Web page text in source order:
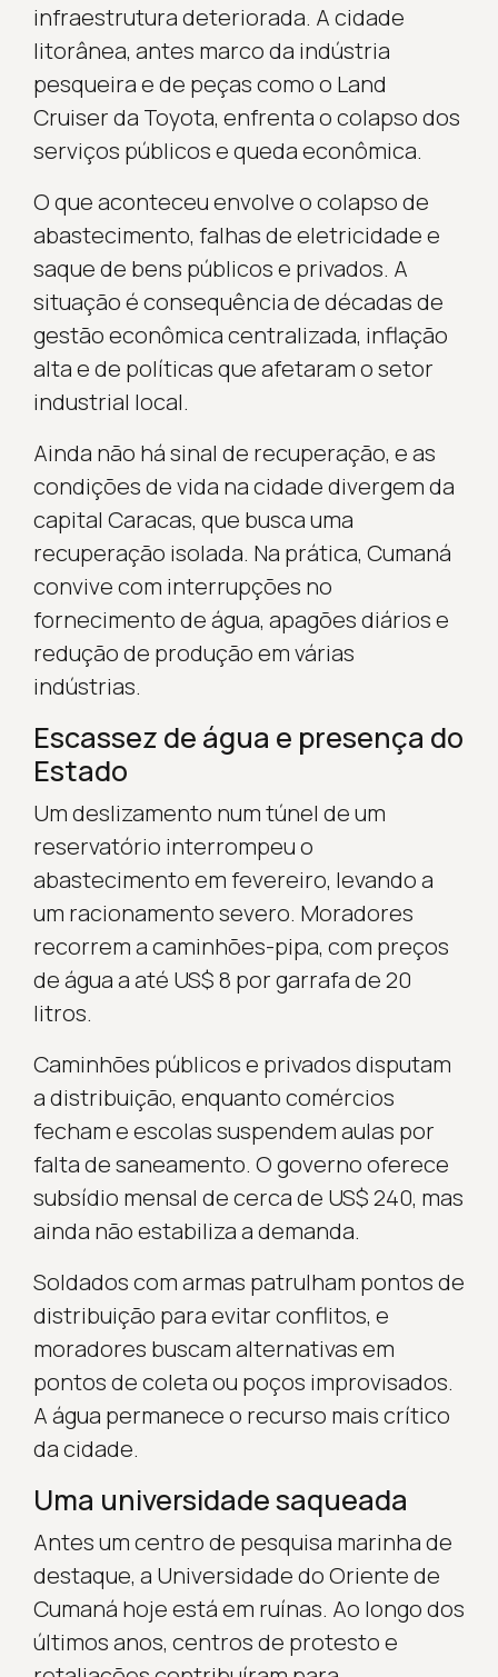
infraestrutura deteriorada. A cidade
litorânea, antes marco da indústria
pesqueira e de peças como o Land
Cruiser da Toyota, enfrenta o colapso dos
serviços públicos e queda econômica.
O que aconteceu envolve o colapso de
abastecimento, falhas de eletricidade e
saque de bens públicos e privados. A
situação é consequência de décadas de
gestão econômica centralizada, inflação
alta e de políticas que afetaram o setor
industrial local.
Ainda não há sinal de recuperação, e as
condições de vida na cidade divergem da
capital Caracas, que busca uma
recuperação isolada. Na prática, Cumaná
convive com interrupções no
fornecimento de água, apagões diários e
redução de produção em várias
indústrias.
Escassez de água e presença do
Estado
Um deslizamento num túnel de um
reservatório interrompeu o
abastecimento em fevereiro, levando a
um racionamento severo. Moradores
recorrem a caminhões-pipa, com preços
de água a até US$ 8 por garrafa de 20
litros.
Caminhões públicos e privados disputam
a distribuição, enquanto comércios
fecham e escolas suspendem aulas por
falta de saneamento. O governo oferece
subsídio mensal de cerca de US$ 240, mas
ainda não estabiliza a demanda.
Soldados com armas patrulham pontos de
distribuição para evitar conflitos, e
moradores buscam alternativas em
pontos de coleta ou poços improvisados.
A água permanece o recurso mais crítico
da cidade.
Uma universidade saqueada
Antes um centro de pesquisa marinha de
destaque, a Universidade do Oriente de
Cumaná hoje está em ruínas. Ao longo dos
últimos anos, centros de protesto e